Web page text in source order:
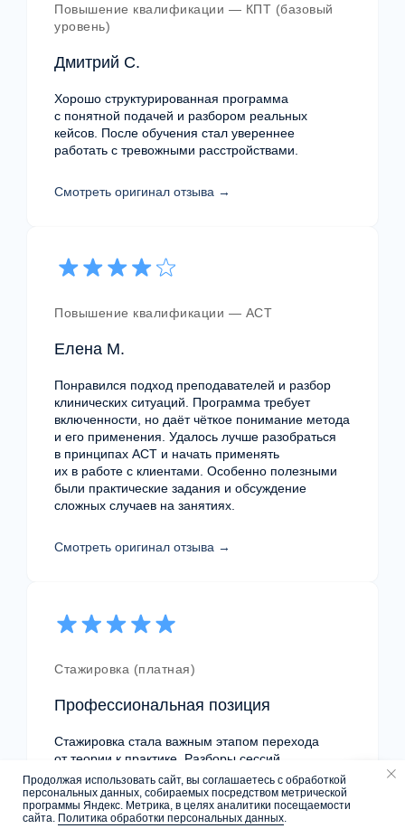
Напишите нам
Продолжая использовать сайт, вы соглашаетесь с обработкой
персональных данных, собираемых посредством метрической
программы Яндекс. Метрика, в целях аналитики посещаемости
сайта. Политика обработки персональных данных.
Повышение квалификации — КПТ (базовый
уровень)
Дмитрий С.
Хорошо структурированная программа
с понятной подачей и разбором реальных
кейсов. После обучения стал увереннее
работать с тревожными расстройствами.
Смотреть оригинал отзыва →
Повышение квалификации — ACT
Елена М.
Понравился подход преподавателей и разбор
клинических ситуаций. Программа требует
включенности, но даёт чёткое понимание метода
и его применения. Удалось лучше разобраться
в принципах ACT и начать применять
их в работе с клиентами. Особенно полезными
были практические задания и обсуждение
сложных случаев на занятиях.
Смотреть оригинал отзыва →
Стажировка (платная)
Профессиональная позиция
Стажировка стала важным этапом перехода
от теории к практике. Разборы сессий
и супервизия помогли увидеть свои слабые
стороны и скорректировать работу.
Я согласен (-на) сполитикой обработки
персональных данныхи даюсогласие
на обработку персональных данных
График работы центра
10:00 — 22:00
Москва, ул.Палиха 13/1, стр. 2, II этаж
Контактный телефон
+7 (495) 108-04-63
school@mhcenter.ru
Мессенджеры